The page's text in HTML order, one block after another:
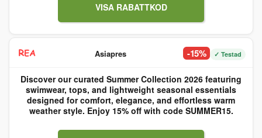
VISA RABATTKOD
Asiapres -15% ✓ Testad
Discover our curated Summer Collection 2026 featuring
swimwear, tops, and lightweight seasonal essentials
designed for comfort, elegance, and effortless warm
weather style. Enjoy 15% off with code SUMMER15.